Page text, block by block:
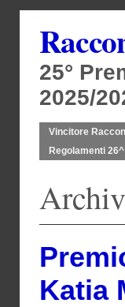
25°
2025/
Vincitore
Regolamenti
Katia